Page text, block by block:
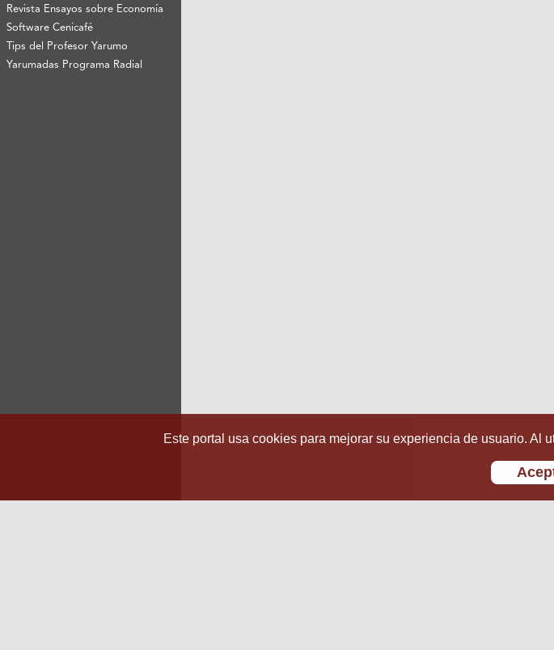
Revista Ensayos sobre Economía
Software Cenicafé
Tips del Profesor Yarumo
Yarumadas Programa Radial
Este portal usa cookies para mejorar su experiencia de usuario. Al